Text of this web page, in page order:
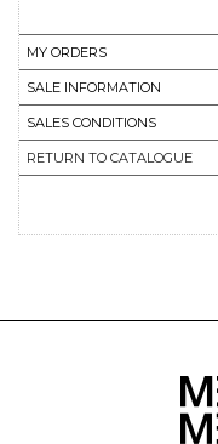
MY ORDERS
SALE INFORMATION
SALES CONDITIONS
RETURN TO CATALOGUE